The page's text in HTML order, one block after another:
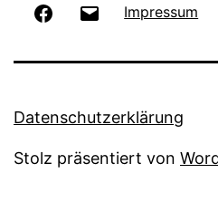
Facebook Impressum
Datenschutzerklärung
Stolz präsentiert von